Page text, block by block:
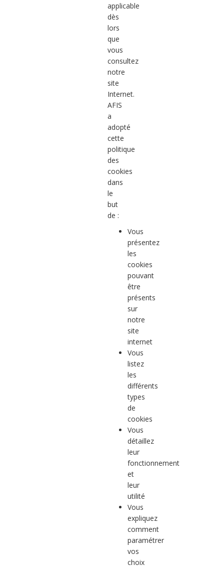
applicable
dès
lors
que
vous
consultez
notre
site
Internet.
AFIS
a
adopté
cette
politique
des
cookies
dans
le
but
de :
Vous
présentez
les
cookies
pouvant
être
présents
sur
notre
site
internet
Vous
listez
les
différents
types
de
cookies
Vous
détaillez
leur
fonctionnement
et
leur
utilité
Vous
expliquez
comment
paramétrer
vos
choix